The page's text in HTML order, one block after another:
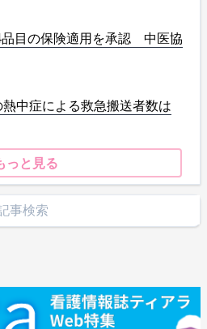
品目の保険適用を承認 中医協
熱中症による救急搬送者数は
っと見る